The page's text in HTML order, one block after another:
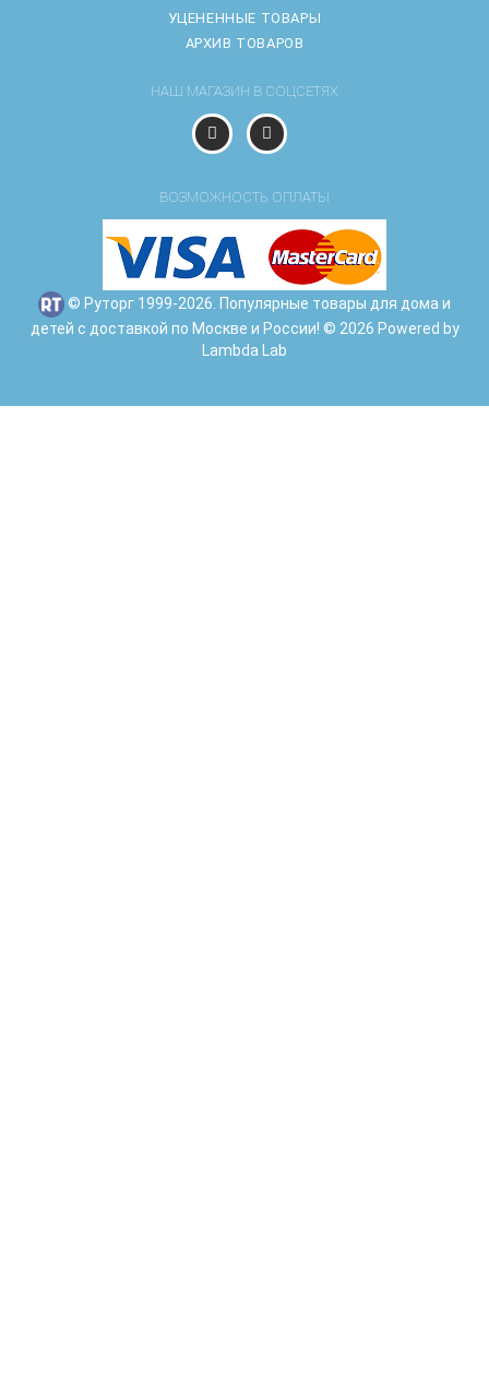
УЦЕНЕННЫЕ ТОВАРЫ
АРХИВ ТОВАРОВ
НАШ МАГАЗИН В СОЦСЕТЯХ
ВОЗМОЖНОСТЬ ОПЛАТЫ
© Руторг 1999-2026. Популярные товары для дома и
детей с доставкой по Москве и России! © 2026 Powered by
Lambda Lab